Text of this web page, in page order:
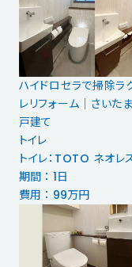
ハイドロセラで掃除ラ
レリフォーム｜さいた
戸建て
トイレ
トイレ：TOTO ネオレ
期間 ： 1日
費用 ： 99万円